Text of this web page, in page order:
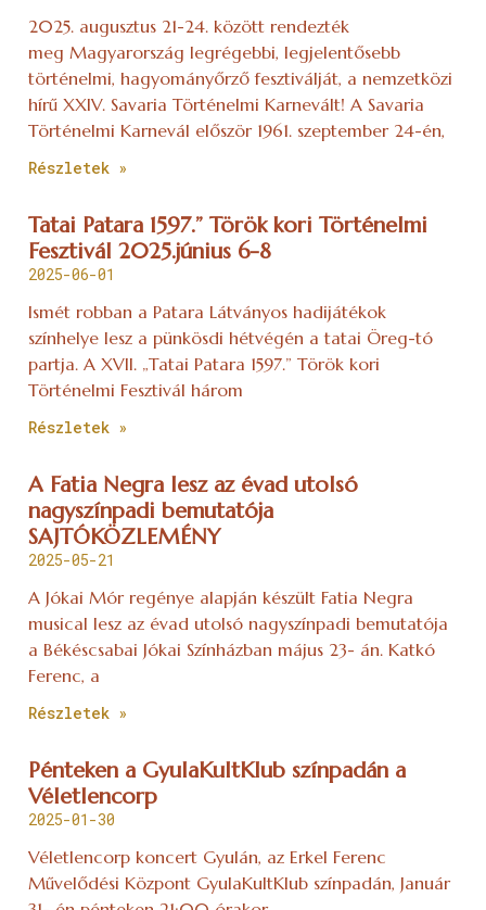
2025. augusztus 21-24. között rendezték
meg Magyarország legrégebbi, legjelentősebb
történelmi, hagyományőrző fesztiválját, a nemzetközi
hírű XXIV. Savaria Történelmi Karnevált! A Savaria
Történelmi Karnevál először 1961. szeptember 24-én,
Részletek »
Tatai Patara 1597.” Török kori Történelmi
Fesztivál 2025.június 6-8
2025-06-01
Ismét robban a Patara Látványos hadijátékok
színhelye lesz a pünkösdi hétvégén a tatai Öreg-tó
partja. A XVII. „Tatai Patara 1597.” Török kori
Történelmi Fesztivál három
Részletek »
A Fatia Negra lesz az évad utolsó
nagyszínpadi bemutatója
SAJTÓKÖZLEMÉNY
2025-05-21
A Jókai Mór regénye alapján készült Fatia Negra
musical lesz az évad utolsó nagyszínpadi bemutatója
a Békéscsabai Jókai Színházban május 23- án. Katkó
Ferenc, a
Részletek »
Pénteken a GyulaKultKlub színpadán a
Véletlencorp
2025-01-30
Véletlencorp koncert Gyulán, az Erkel Ferenc
Művelődési Központ GyulaKultKlub színpadán, Január